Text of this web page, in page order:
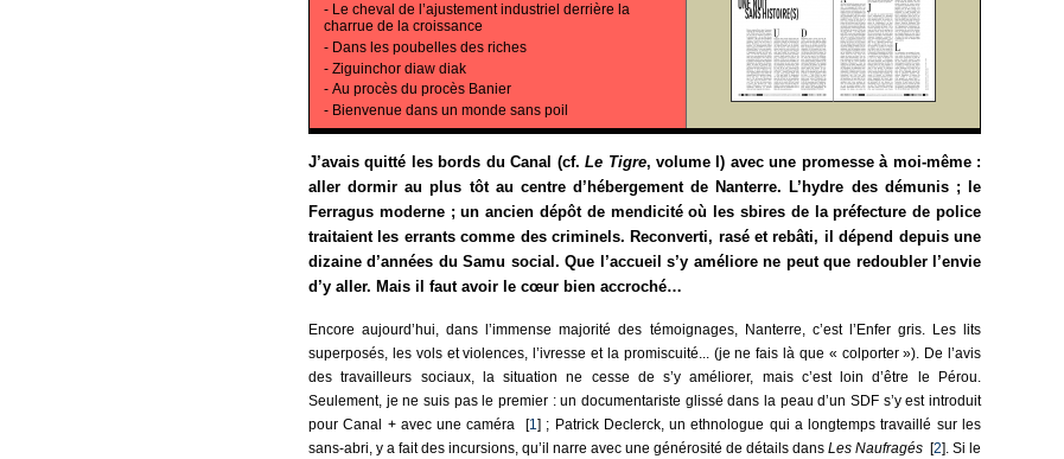
- Le cheval de l’ajustement industriel derrière la
charrue de la croissance
- Dans les poubelles des riches
- Ziguinchor diaw diak
- Au procès du procès Banier
- Bienvenue dans un monde sans poil
J’avais quitté les bords du Canal (cf.Le Tigre, volume I) avec une promesse à moi-même :
aller dormir au plus tôt au centre d’hébergement de Nanterre. L’hydre des démunis ; le
Ferragus moderne ; un ancien dépôt de mendicité où les sbires de la préfecture de police
traitaient les errants comme des criminels. Reconverti, rasé et rebâti, il dépend depuis une
dizaine d’années du Samu social. Que l’accueil s’y améliore ne peut que redoubler l’envie
d’y aller. Mais il faut avoir le cœur bien accroché…
Encore aujourd’hui, dans l’immense majorité des témoignages, Nanterre, c’est l’Enfer gris. Les lits
superposés, les vols et violences, l’ivresse et la promiscuité... (je ne fais là que « colporter »). De l’avis
des travailleurs sociaux, la situation ne cesse de s’y améliorer, mais c’est loin d’être le Pérou.
Seulement, je ne suis pas le premier : un documentariste glissé dans la peau d’un SDF s’y est introduit
pour Canal + avec une caméra [1] ; Patrick Declerck, un ethnologue qui a longtemps travaillé sur les
sans-abri, y a fait des incursions, qu’il narre avec une générosité de détails dans Les Naufragés [2]. Si le